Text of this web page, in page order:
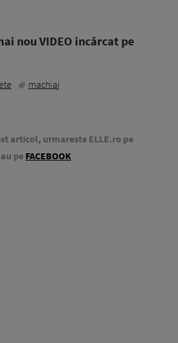
nou VIDEO incărcat pe
machiaj
articol, urmareste ELLE.ro pe
pe FACEBOOK